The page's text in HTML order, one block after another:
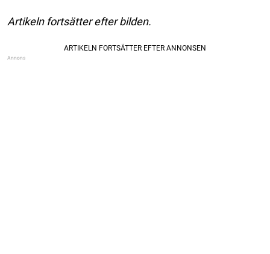
Artikeln fortsätter efter bilden.